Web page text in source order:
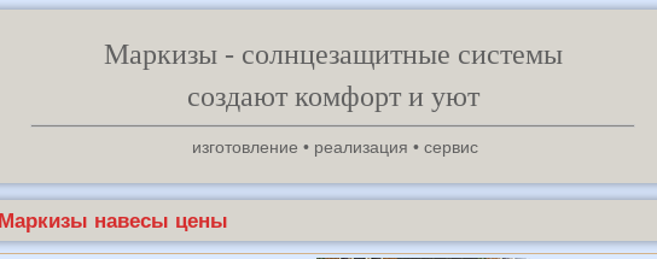
Маркизы - солнцезащитные системы
создают комфорт и уют
изготовление • реализация • сервис
Маркизы навесы цены